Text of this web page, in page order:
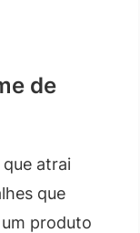
de
atrai
que
produto